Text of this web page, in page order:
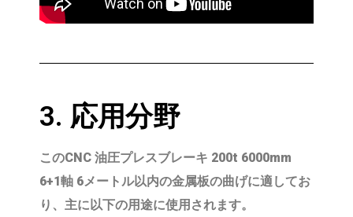
3. 応用分野
このCNC 油圧プレスブレーキ 200t 6000mm
6+1軸 6メートル以内の金属板の曲げに適してお
り、主に以下の用途に使用されます。